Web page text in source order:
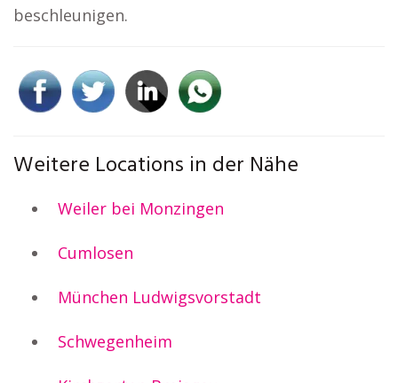
beschleunigen.
Weitere Locations in der Nähe
Weiler bei Monzingen
Cumlosen
München Ludwigsvorstadt
Schwegenheim